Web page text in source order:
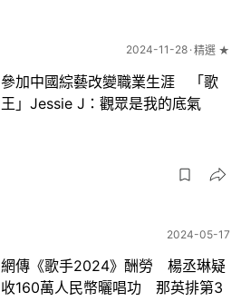
2024-11-28 精選 ★
參加中國綜藝改變職業生涯 「歌
王」Jessie J：觀眾是我的底氣
2024-05-17
網傳《歌手2024》酬勞 楊丞琳疑
收160萬人民幣曬唱功 那英排第3